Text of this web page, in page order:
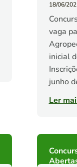
18/06/
vaga
inicial
junho
Ler